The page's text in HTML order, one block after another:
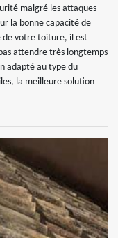
malgré les attaques
la bonne capacité de
de votre toiture, il est
attendre très longtemps
adapté au type du
la meilleure solution